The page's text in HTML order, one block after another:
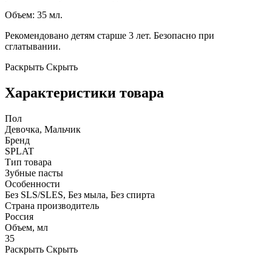
Объем: 35 мл.
Рекомендовано детям старше 3 лет. Безопасно при
сглатывании.
Раскрыть Скрыть
Характеристики товара
Пол
Девочка, Мальчик
Бренд
SPLAT
Тип товара
Зубные пасты
Особенности
Без SLS/SLES, Без мыла, Без спирта
Страна производитель
Россия
Объем, мл
35
Раскрыть Скрыть